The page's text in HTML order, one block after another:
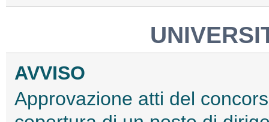
AVVISO
Approvazione atti del